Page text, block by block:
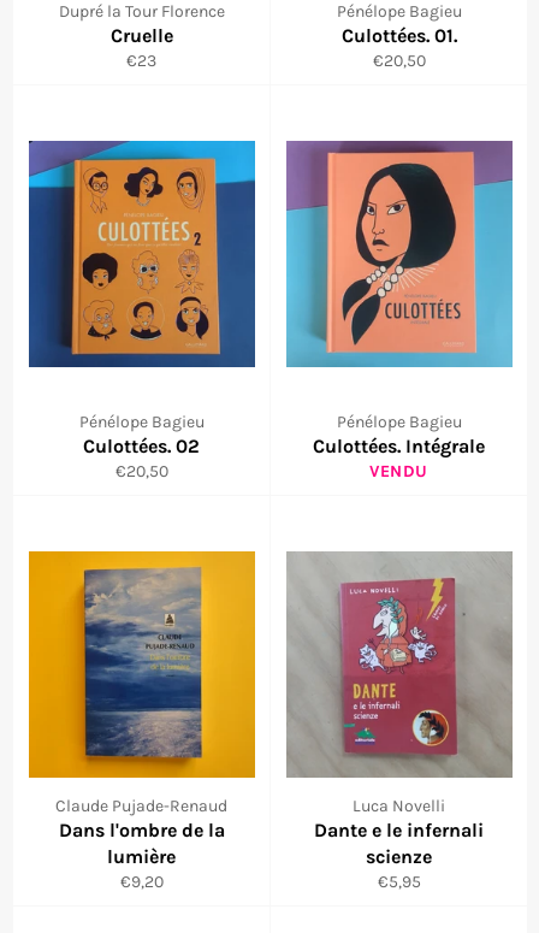
Dupré la Tour Florence
Cruelle
Prix
€23
Pénélope Bagieu
Culottées. 01.
Prix
€20,50
Pénélope Bagieu
Culottées. 02
Prix
€20,50
Pénélope Bagieu
Culottées. Intégrale
VENDU
Claude Pujade-Renaud
Dans l'ombre de la
lumière
Prix
€9,20
Luca Novelli
Dante e le infernali
scienze
Prix
€5,95